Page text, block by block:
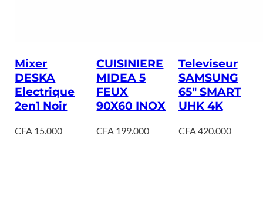
Mixer
DESKA
Electrique
2en1 Noir
CFA 15.000
CUISINIERE
MIDEA 5
FEUX
90X60 INOX
CFA 199.000
Televiseur
SAMSUNG
65″ SMART
UHK 4K
CFA420.000